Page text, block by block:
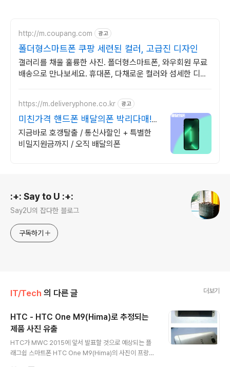
http://m.coupang.com 광고
폴더형스마트폰 쿠팡 세련된 컬러, 고급진 디자인
갤러리를 채울 훌륭한 사진. 폴더형스마트폰, 와우회원 무료
배송으로 만나보세요. 휴대폰, 다채로운 컬러와 섬세한 디자
https://m.deliveryphone.co.kr 광고
미친가격 핸드폰 배달의폰 박리다매!
무조건 더 할인!
지금바로 호갱탈출 / 통신사할인 + 특별한
비밀지원금까지 / 오직 배달의폰
:+: Say to U :+:
Say2U의 잡다한 블로그
구독하기
IT/Tech 의 다른 글 더보기
HTC - HTC One M9(Hima)로 추정되는
제품 사진 유출
HTC가 MWC 2015에 앞서 발표할 것으로 예상되는 플
래그쉽 스마트폰 HTC One M9(Hima)의 사진이 프랑스